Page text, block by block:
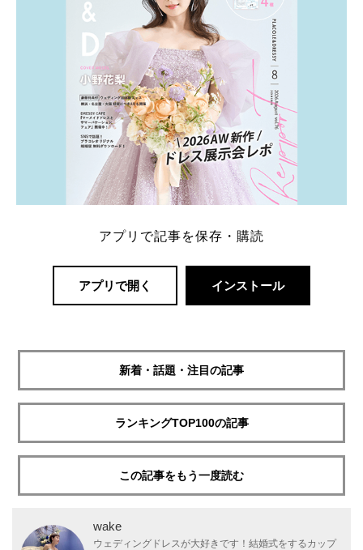
アプリで記事を保存・購読
アプリで開く インストール
新着・話題・注目の記事
ランキングTOP100の記事
この記事をもう一度読む
wake
ウェディングドレスが大好きです！結婚式をするカップ